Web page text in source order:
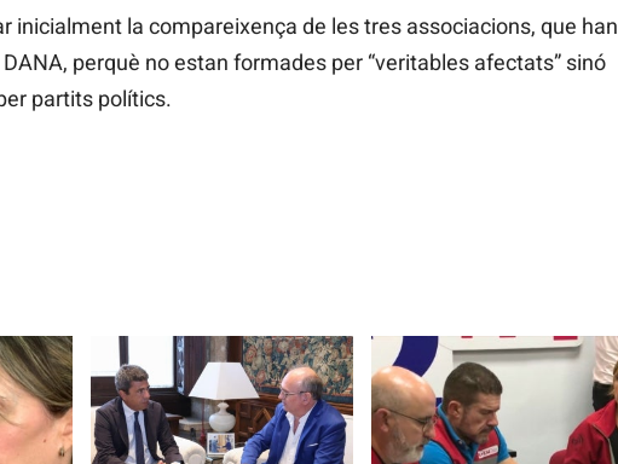
inicialment la compareixença de les tres associacions, que han
perquè no estan formades per “veritables afectats” sinó
partits polítics.